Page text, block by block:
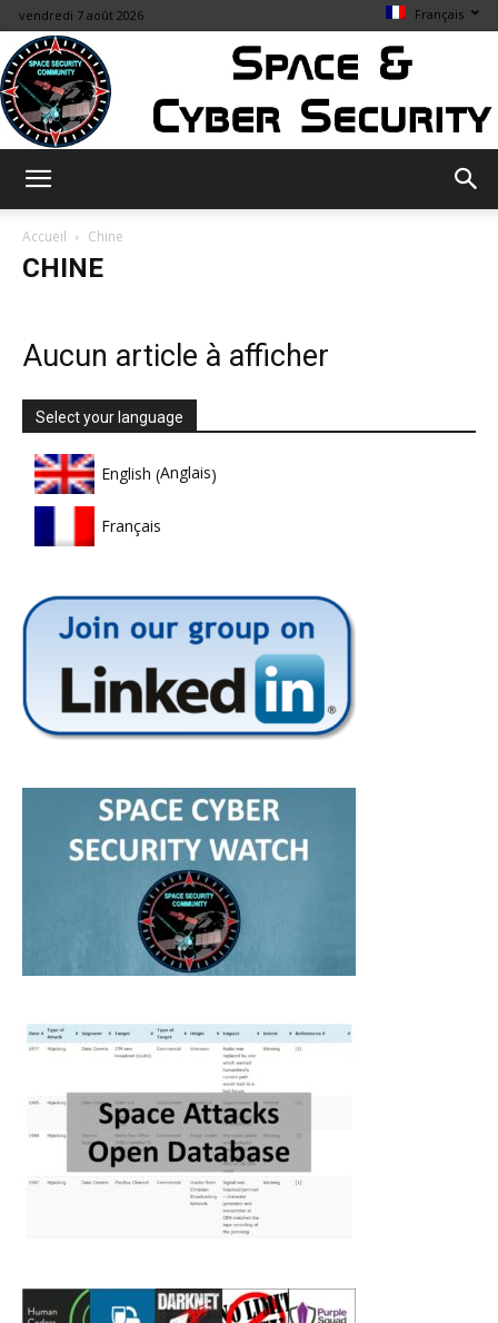
vendredi 7 août 2026 Français
Accueil Chine
CHINE
Aucun article à afficher
Select your language
English (Anglais)
Français